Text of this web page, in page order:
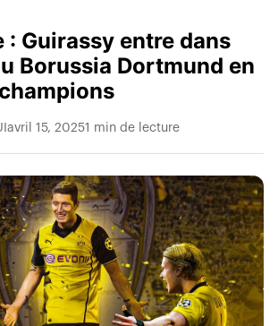
: Guirassy entre dans
Borussia Dortmund en
avril 15, 20251 min de lecture